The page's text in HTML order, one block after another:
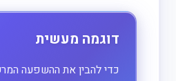
דוגמה מעשית
כדי להבין את ההשפעה